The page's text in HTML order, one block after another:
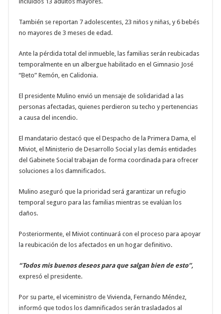
También se reportan 7 adolescentes, 23 niños y niñas, y 6 bebés
no mayores de 3 meses de edad.
Ante la pérdida total del inmueble, las familias serán reubicadas
temporalmente en un albergue habilitado en el Gimnasio José
“Beto” Remón, en Calidonia.
El presidente Mulino envió un mensaje de solidaridad a las
personas afectadas, quienes perdieron su techo y pertenencias
a causa del incendio.
El mandatario destacó que el Despacho de la Primera Dama, el
Miviot, el Ministerio de Desarrollo Social y las demás entidades
del Gabinete Social trabajan de forma coordinada para ofrecer
soluciones a los damnificados.
Mulino aseguró que la prioridad será garantizar un refugio
temporal seguro para las familias mientras se evalúan los
daños.
Posteriormente, el Miviot continuará con el proceso para apoyar
la reubicación de los afectados en un hogar definitivo.
“Todos mis buenos deseos para que salgan bien de esto”,
expresó el presidente.
Por su parte, el viceministro de Vivienda, Fernando Méndez,
informó que todos los damnificados serán trasladados al